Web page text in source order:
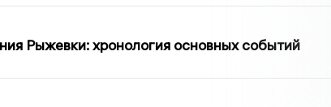
Рыжевки: хронология основных событий